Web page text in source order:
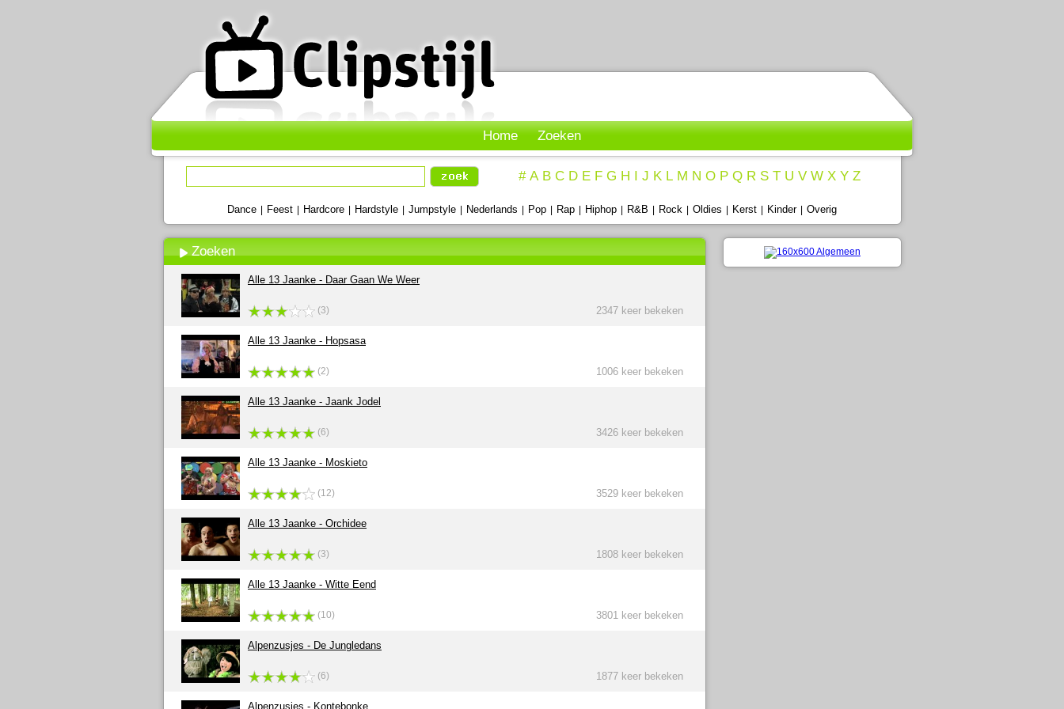
Home Zoeken
# A B C D E F G H I J K L M N O P Q R S T U V W X Y Z
Dance Feest Hardcore Hardstyle Jumpstyle Nederlands Pop Rap Hiphop R&B Rock Oldies Kerst Kinder| Overig
Zoeken
Alle 13 Jaanke - Daar Gaan We Weer
(3) 2347 keer bekeken
Alle 13 Jaanke - Hopsasa
(2) 1006 keer bekeken
Alle 13 Jaanke - Jaank Jodel
(6) 3426 keer bekeken
Alle 13 Jaanke - Moskieto
(12) 3529 keer bekeken
Alle 13 Jaanke - Orchidee
(3) 1808 keer bekeken
Alle 13 Jaanke - Witte Eend
(10) 3801 keer bekeken
Alpenzusjes - De Jungledans
(6) 1877 keer bekeken
Alpenzusjes - Kontebonke